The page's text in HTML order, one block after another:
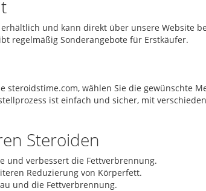
und kann direkt über unsere Website
regelmäßig Sonderangebote für Erstkäufer.
steroidstime.com, wählen Sie die gewünschte
ist einfach und sicher, mit
Steroiden
und verbessert die Fettverbrennung.
Reduzierung von Körperfett.
und die Fettverbrennung.